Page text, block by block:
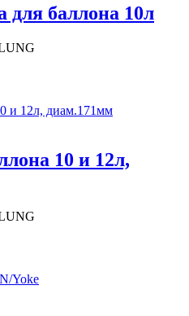
для баллона 10л
10 и 12л,